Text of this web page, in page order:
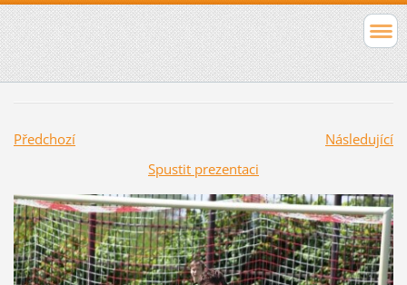
Předchozí
Následující
Spustit prezentaci